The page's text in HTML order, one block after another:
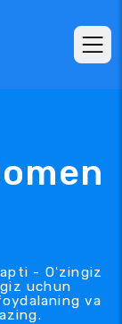
- Oʻzingiz
uchun
va